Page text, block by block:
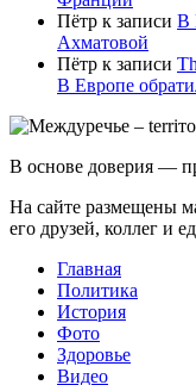
Пётр к записи В
Ахматовой
Пётр к записи
В Европе
В основе доверия —
На сайте размещены
его друзей, коллег и
Главная
Политика
История
Фото
Здоровье
Видео